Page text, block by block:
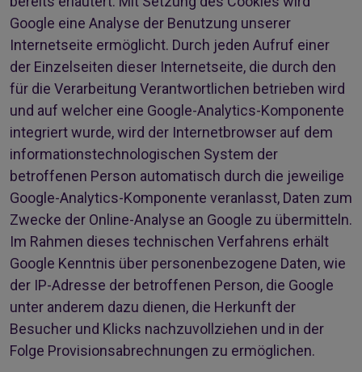
Google eine Analyse der Benutzung unserer
Internetseite ermöglicht. Durch jeden Aufruf einer
der Einzelseiten dieser Internetseite, die durch den
für die Verarbeitung Verantwortlichen betrieben wird
und auf welcher eine Google-Analytics-Komponente
integriert wurde, wird der Internetbrowser auf dem
informationstechnologischen System der
betroffenen Person automatisch durch die jeweilige
Google-Analytics-Komponente veranlasst, Daten zum
Zwecke der Online-Analyse an Google zu übermitteln.
Im Rahmen dieses technischen Verfahrens erhält
Google Kenntnis über personenbezogene Daten, wie
der IP-Adresse der betroffenen Person, die Google
unter anderem dazu dienen, die Herkunft der
Besucher und Klicks nachzuvollziehen und in der
Folge Provisionsabrechnungen zu ermöglichen.